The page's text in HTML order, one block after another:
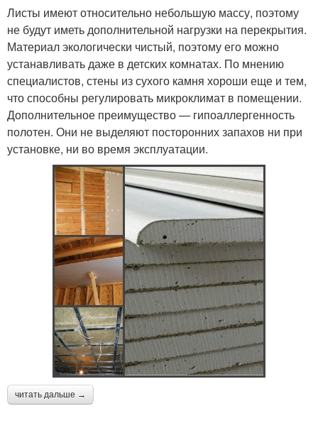
Листы имеют относительно небольшую массу, поэтому
не будут иметь дополнительной нагрузки на перекрытия.
Материал экологически чистый, поэтому его можно
устанавливать даже в детских комнатах. По мнению
специалистов, стены из сухого камня хороши еще и тем,
что способны регулировать микроклимат в помещении.
Дополнительное преимущество — гипоаллергенность
полотен. Они не выделяют посторонних запахов ни при
установке, ни во время эксплуатации.
читать дальше →